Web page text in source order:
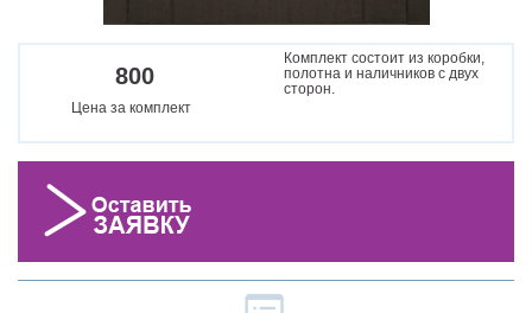
800
Цена за комплект
Комплект состоит из коробки,
полотна и наличников с двух
сторон.